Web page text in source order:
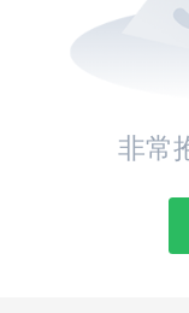
非常